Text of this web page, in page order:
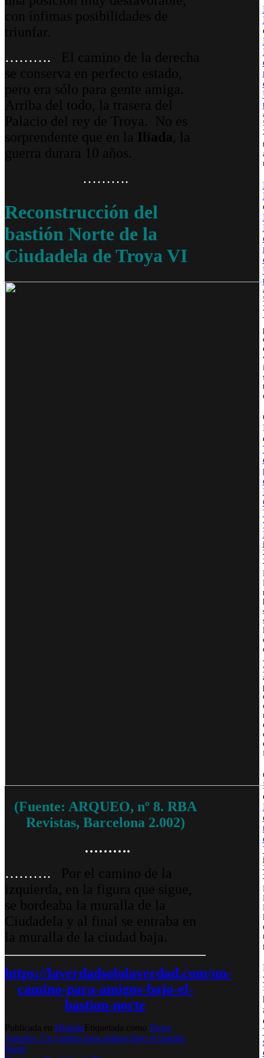
……….
……….
Reconstrucción del
bastión Norte de la
Ciudadela de Troya VI
(Fuente: ARQUEO, nº 8. RBA
Revistas, Barcelona 2.002)
……….
……….
https://laverdadsololaverdad.com/un-
camino-para-amigos-bajo-el-
bastion-norte
Historia Troya
Navegación
Anterior: Un camino para amigos bajo el bastión
Norte